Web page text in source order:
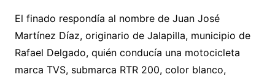
El finado respondía al nombre de Juan José
Martínez Díaz, originario de Jalapilla, municipio de
Rafael Delgado, quién conducía una motocicleta
marca TVS, submarca RTR 200, color blanco,